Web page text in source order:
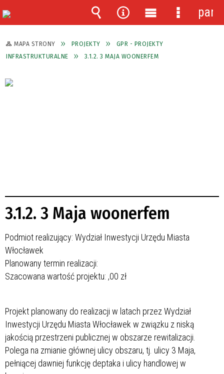
MAPA STRONY PROJEKTY
GPR - PROJEKTY
INFRASTRUKTURALNE
3.1.2. 3 MAJA WOONERFEM
3.1.2. 3 Maja woonerfem
Podmiot realizujący: Wydział Inwestycji Urzędu Miasta
Włocławek
Planowany termin realizacji:
Szacowana wartość projektu: ,00 zł
Projekt planowany do realizacji w latach przez Wydział
Inwestycji Urzędu Miasta Włocławek w związku z niską
jakością przestrzeni publicznej w obszarze rewitalizacji.
Polega na zmianie głównej ulicy obszaru, tj. ulicy 3 Maja,
pełniącej dawniej funkcję deptaka i ulicy handlowej w
Wyszukiwarka
Narzędzia
Menu
główne
Menu